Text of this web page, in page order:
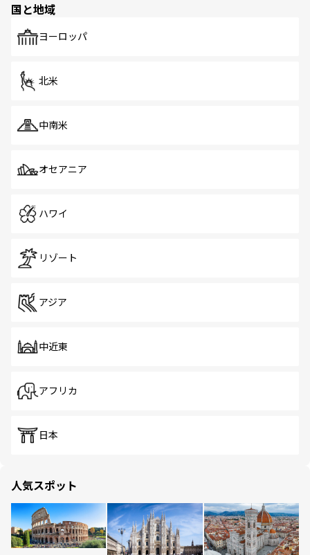
で、ホーカーズは地元の風情を楽しめる外せないスポット
国と地域
ヨーロッパ
北米
中南米
オセアニア
ハワイ
リゾート
アジア
中近東
アフリカ
日本
人気スポット